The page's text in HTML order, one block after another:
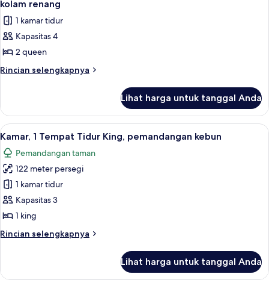
renang
King,
pemandangan
renang
foto
untuk
Kamar
Superior,
2
Queen,
pemandangan
kolam
renang
kolam renang
1 kamar tidur
Kapasitas 4
2 queen
Rincian selengkapnya
Rincian
Kamar
Superior,
2
Tempat
Tidur
Queen,
pemandangan
kolam
renang
Lihat harga untuk tanggal Anda
Lihat
semua
foto
untuk
Kamar,
1
Tempat
King,
1
Kamar, 1 Tempat Tidur King, pemandangan kebun
Pemandangan taman
122 meter persegi
1 kamar tidur
Kapasitas 3
1 king
Rincian selengkapnya
Rincian
Kamar,
Lihat harga untuk tanggal Anda